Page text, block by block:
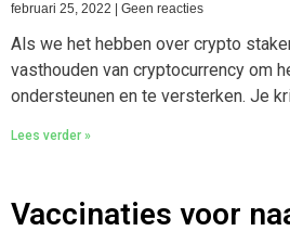
februari 25, 2022 Geen reacties
Als we het hebben over crypto
vasthouden van cryptocurrency om
ondersteunen en te versterken. Je
Lees verder »
Vaccinaties voor